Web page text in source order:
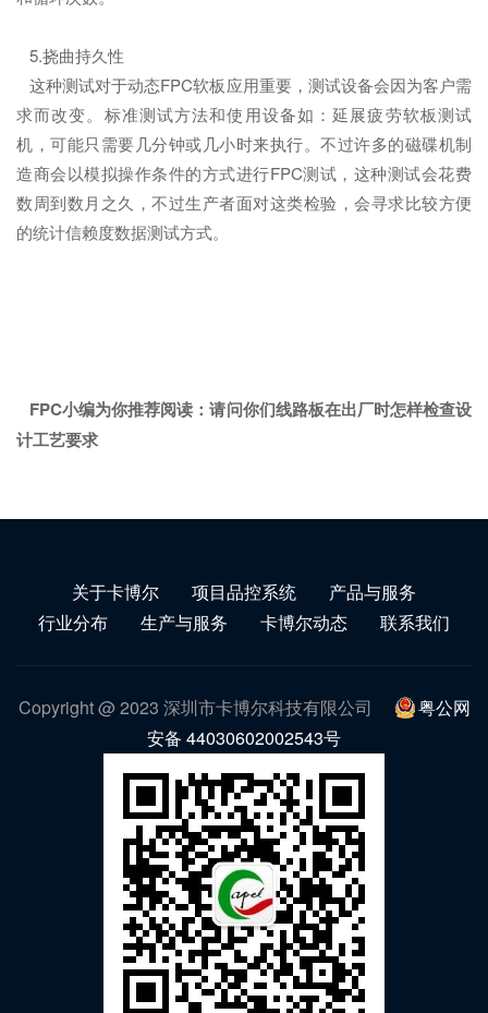
5.挠曲持久性
这种测试对于动态FPC软板应用重要，测试设备会因为客户需
求而改变。标准测试方法和使用设备如：延展疲劳软板测试
机，可能只需要几分钟或几小时来执行。不过许多的磁碟机制
造商会以模拟操作条件的方式进行FPC测试，这种测试会花费
数周到数月之久，不过生产者面对这类检验，会寻求比较方便
的统计信赖度数据测试方式。
FPC小编为你推荐阅读：请问你们线路板在出厂时怎样检查设
计工艺要求
关于卡博尔 项目品控系统
产品与服务
行业分布
生产与服务 卡博尔动态 联系我们
Copyright @ 2023 深圳市卡博尔科技有限公司
粤公网
安备 44030602002543号